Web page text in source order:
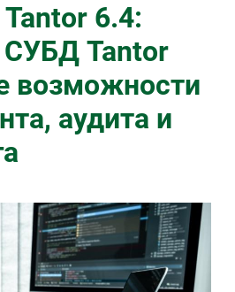
6.4:
Tantor
возможности
аудита и